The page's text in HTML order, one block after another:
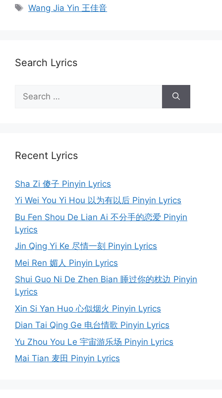
Tags
Wang Jia Yin 王佳音
Search Lyrics
for:
Recent Lyrics
Sha Zi 傻子 Pinyin Lyrics
Yi Wei You Yi Hou 以为有以后 Pinyin Lyrics
Bu Fen Shou De Lian Ai 不分手的恋爱 Pinyin
Lyrics
Jin Qing Yi Ke 尽情一刻 Pinyin Lyrics
Mei Ren 媚人 Pinyin Lyrics
Shui Guo Ni De Zhen Bian 睡过你的枕边 Pinyin
Lyrics
Xin Si Yan Huo 心似烟火 Pinyin Lyrics
Dian Tai Qing Ge 电台情歌 Pinyin Lyrics
Yu Zhou You Le 宇宙游乐场 Pinyin Lyrics
Mai Tian 麦田 Pinyin Lyrics